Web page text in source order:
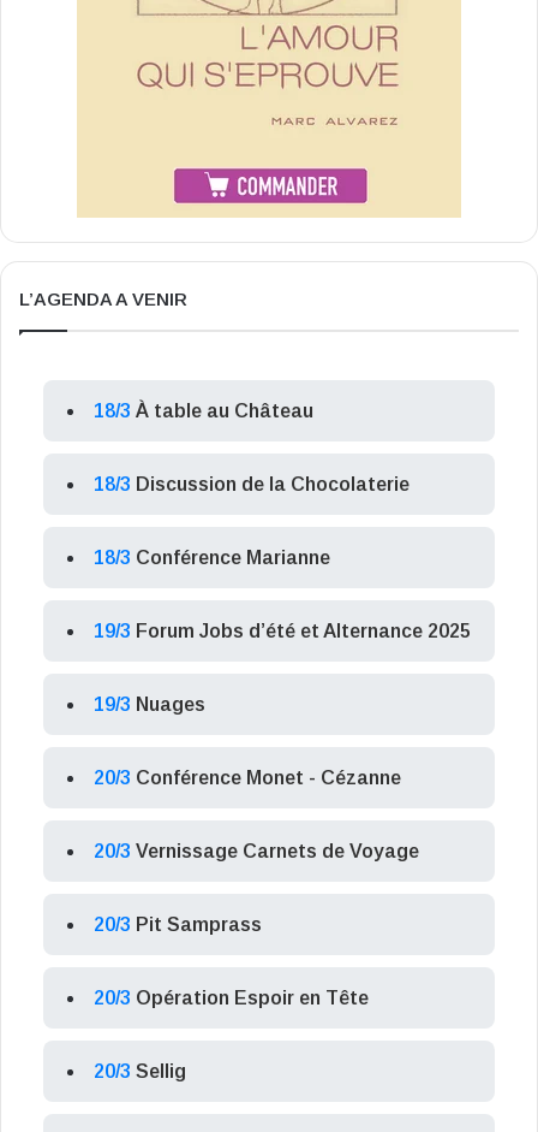
L’AGENDA A VENIR
18/3 À table au Château
18/3 Discussion de la Chocolaterie
18/3 Conférence Marianne
19/3 Forum Jobs d’été et Alternance 2025
19/3 Nuages
20/3 Conférence Monet - Cézanne
20/3 Vernissage Carnets de Voyage
20/3 Pit Samprass
20/3 Opération Espoir en Tête
20/3 Sellig